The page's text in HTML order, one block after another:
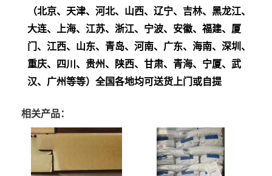
（北京、天津、河北、山西、辽宁、吉林、黑龙江、
大连、上海、江苏、浙江、宁波、安徽、福建、厦
门、江西、山东、青岛、河南、广东、海南、深圳、
重庆、四川、贵州、陕西、甘肃、青海、宁厦、武
汉、广州等等）全国各地均可送货上门或自提
相关产品：